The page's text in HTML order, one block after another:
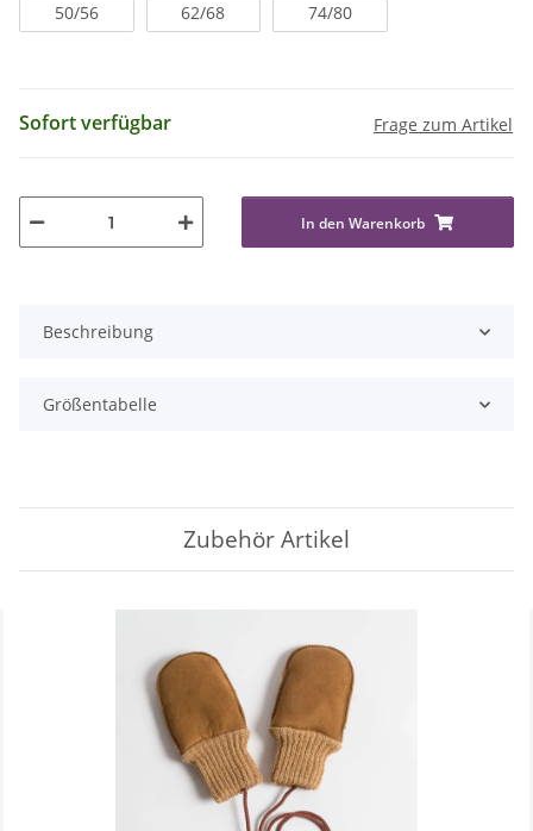
50/56 62/68 74/80
Sofort verfügbar Frage zum Artikel
In den Warenkorb
Beschreibung
Größentabelle
Zubehör Artikel